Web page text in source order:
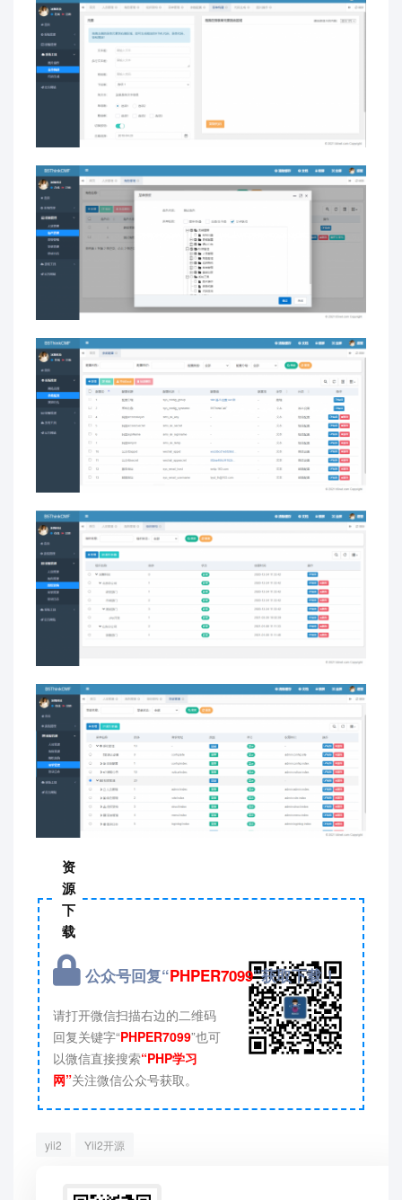
资
源
下
载
公众号回复“PHPER7099”获取下载！
请打开微信扫描右边的二维码
回复关键字“PHPER7099”也可
以微信直接搜索“PHP学习
网”关注微信公众号获取。
yii2 Yii2开源